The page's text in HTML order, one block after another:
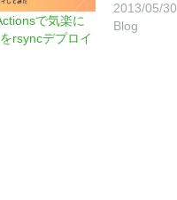
で気楽に
rsyncデプロイ
2013/05/30
Blog